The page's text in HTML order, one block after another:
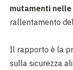
mutamenti
rallentamento
Il rapporto è la
sulla sicurezza